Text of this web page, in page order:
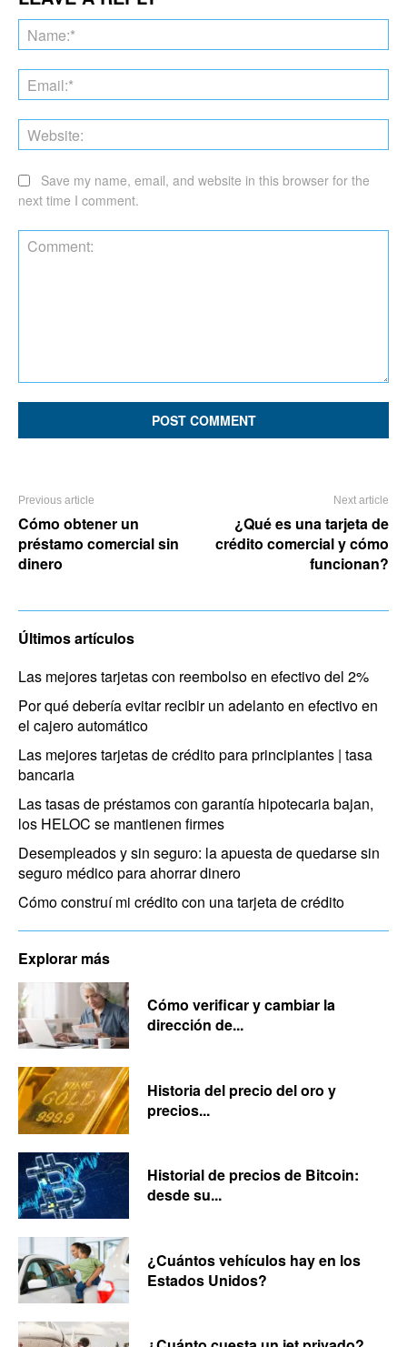
Save my name, email, and website in this browser for the
next time I comment.
Previous article
Cómo obtener un
préstamo comercial sin
dinero
Next article
¿Qué es una tarjeta de
crédito comercial y cómo
funcionan?
Últimos artículos
Las mejores tarjetas con reembolso en efectivo del 2%
Por qué debería evitar recibir un adelanto en efectivo en
el cajero automático
Las mejores tarjetas de crédito para principiantes | tasa
bancaria
Las tasas de préstamos con garantía hipotecaria bajan,
los HELOC se mantienen firmes
Desempleados y sin seguro: la apuesta de quedarse sin
seguro médico para ahorrar dinero
Cómo construí mi crédito con una tarjeta de crédito
Explorar más
Cómo verificar y cambiar la
dirección de...
Historia del precio del oro y
precios...
Historial de precios de Bitcoin:
desde su...
¿Cuántos vehículos hay en los
Estados Unidos?